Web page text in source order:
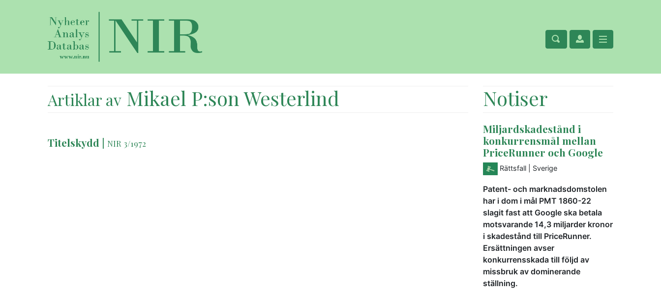
Artiklar av Mikael P:son Westerlind
Titelskydd | NIR 3/1972
Notiser
Miljardskadestånd i
konkurrensmål mellan
PriceRunner och Google
Rättsfall | Sverige
Patent- och marknadsdomstolen
har i dom i mål PMT 1860-22
slagit fast att Google ska betala
motsvarande 14,3 miljarder kronor
i skadestånd till PriceRunner.
Ersättningen avser
konkurrensskada till följd av
missbruk av dominerande
ställning.